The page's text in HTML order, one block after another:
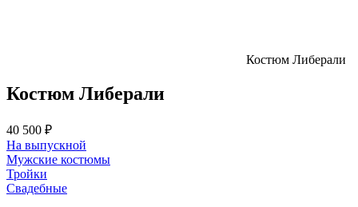
Костюм Либерали
Костюм Либерали
40 500 ₽
На выпускной
Мужские костюмы
Тройки
Свадебные